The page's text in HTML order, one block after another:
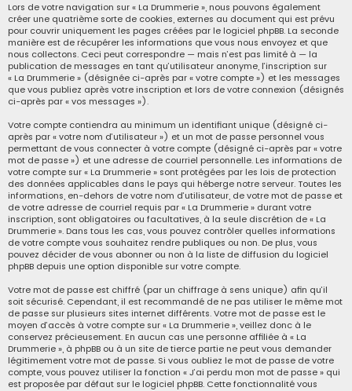
Lors de votre navigation sur « La Drummerie », nous pouvons également
créer une quatrième sorte de cookies, externes au document qui est prévu
pour couvrir uniquement les pages créées par le logiciel phpBB. La seconde
manière est de récupérer les informations que vous nous envoyez et que
nous collectons. Ceci peut correspondre — mais n’est pas limité à — la
publication de messages en tant qu’utilisateur anonyme, l’inscription sur
« La Drummerie » (désignée ci-après par « votre compte ») et les messages
que vous publiez après votre inscription et lors de votre connexion (désignés
ci-après par « vos messages »).
Votre compte contiendra au minimum un identifiant unique (désigné ci-
après par « votre nom d’utilisateur ») et un mot de passe personnel vous
permettant de vous connecter à votre compte (désigné ci-après par « votre
mot de passe ») et une adresse de courriel personnelle. Les informations de
votre compte sur « La Drummerie » sont protégées par les lois de protection
des données applicables dans le pays qui héberge notre serveur. Toutes les
informations, en-dehors de votre nom d’utilisateur, de votre mot de passe et
de votre adresse de courriel requis par « La Drummerie » durant votre
inscription, sont obligatoires ou facultatives, à la seule discrétion de « La
Drummerie ». Dans tous les cas, vous pouvez contrôler quelles informations
de votre compte vous souhaitez rendre publiques ou non. De plus, vous
pouvez décider de vous abonner ou non à la liste de diffusion du logiciel
phpBB depuis une option disponible sur votre compte.
Votre mot de passe est chiffré (par un chiffrage à sens unique) afin qu’il
soit sécurisé. Cependant, il est recommandé de ne pas utiliser le même mot
de passe sur plusieurs sites internet différents. Votre mot de passe est le
moyen d’accès à votre compte sur « La Drummerie », veillez donc à le
conservez précieusement. En aucun cas une personne affiliée à « La
Drummerie », à phpBB ou à un site de tierce partie ne peut vous demander
légitimement votre mot de passe. Si vous oubliez le mot de passe de votre
compte, vous pouvez utiliser la fonction « J’ai perdu mon mot de passe » qui
est proposée par défaut sur le logiciel phpBB. Cette fonctionnalité vous